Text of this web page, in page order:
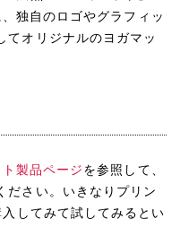
独自のロゴやグラフィッ
てオリジナルのヨガマッ
製品ページを参照して、
ださい。いきなりプリン
してみて試してみるとい